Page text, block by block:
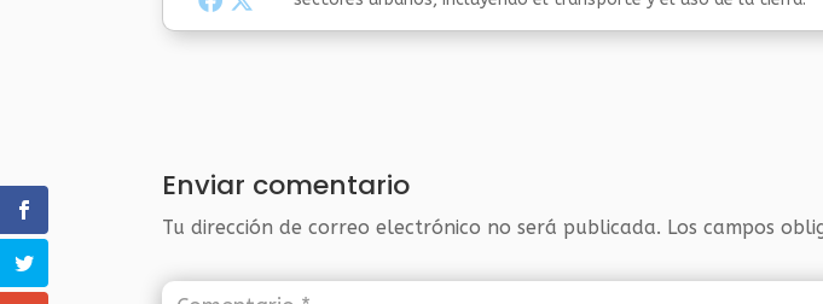
Enviar comentario
Tu dirección de correo electrónico no será publicada. Los campos